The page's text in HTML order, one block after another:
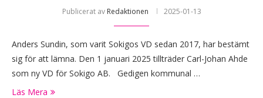
Publicerat av Redaktionen 2025-01-13
Anders Sundin, som varit Sokigos VD sedan 2017, har bestämt
sig för att lämna. Den 1 januari 2025 tillträder Carl-Johan Ahde
som ny VD för Sokigo AB. Gedigen kommunal …
Läs Mera